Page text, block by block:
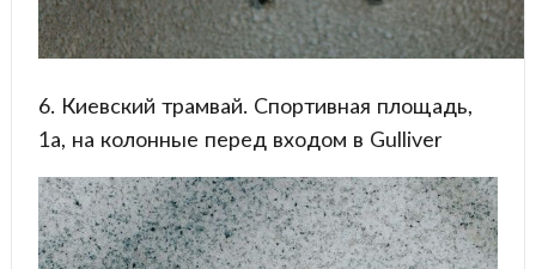
6. Киевский трамвай. Спортивная площадь,
1а, на колонные перед входом в Gulliver